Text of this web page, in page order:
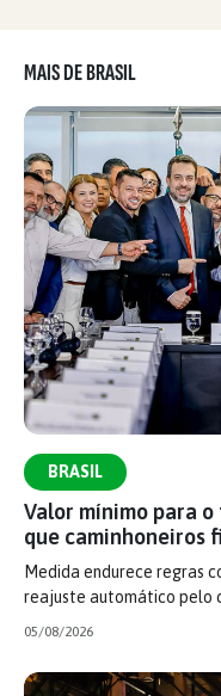
MAIS DE BRASIL
BRASIL
Valor mínimo para
que caminhoneiros
Medida endurece regras
reajuste automático pelo
05/08/2026